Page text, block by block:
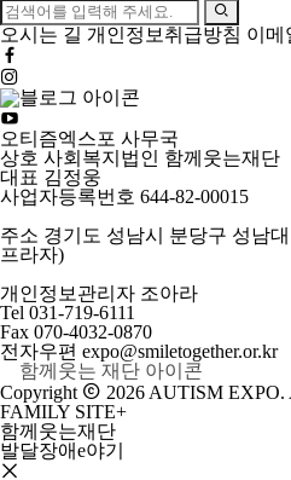
오시는 길 개인정보취급방침 이메
오티즘엑스포 사무국
상호 사회복지법인 함께웃는재단
대표 김정웅
사업자등록번호 644-82-00015
주소 경기도 성남시 분당구 성남
프라자)
개인정보관리자 조아라
Tel 031-719-6111
Fax 070-4032-0870
전자우편 expo@smiletogether.or.kr
Copyright
2026 AUTISM EXPO.
FAMILY SITE+
함께웃는재단
발달장애e야기